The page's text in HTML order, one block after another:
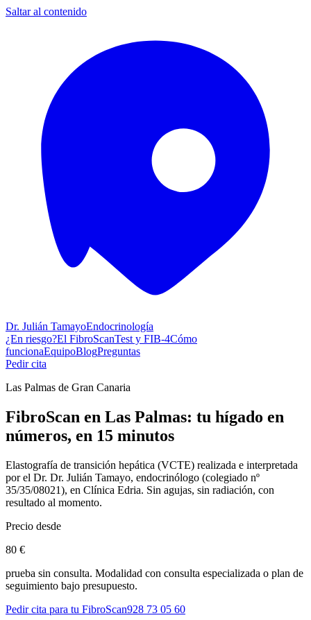
Saltar al contenido
Dr. Julián TamayoEndocrinología
¿En riesgo?El FibroScanTest y FIB-4Cómo
funcionaEquipoBlogPreguntas
Pedir cita
Las Palmas de Gran Canaria
FibroScan en Las Palmas: tu hígado en
números, en 15 minutos
Elastografía de transición hepática (VCTE) realizada e interpretada
por el Dr. Dr. Julián Tamayo, endocrinólogo (colegiado nº
35/35/08021), en Clínica Edria. Sin agujas, sin radiación, con
resultado al momento.
Precio desde
80 €
prueba sin consulta. Modalidad con consulta especializada o plan de
seguimiento bajo presupuesto.
Pedir cita para tu FibroScan928 73 05 60